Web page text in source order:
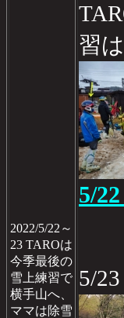
2022/5/22～
23 TAROは
今季最後の
雪上練習で
横手山へ、
ママは除雪
習
5/
5/